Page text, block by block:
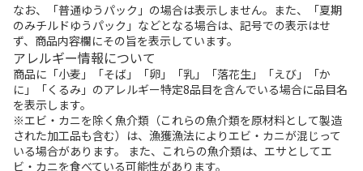
なお、「普通ゆうパック」の場合は表示しません。また、「夏期
のみチルドゆうパック」などとなる場合は、記号での表示はせ
ず、商品内容欄にその旨を表示しています。
アレルギー情報について
商品に「小麦」「そば」「卵」「乳」「落花生」「えび」「か
に」「くるみ」のアレルギー特定8品目を含んでいる場合に品目名
を表示します。
※エビ・カニを除く魚介類（これらの魚介類を原材料として製造
された加工品も含む）は、漁獲漁法によりエビ・カニが混じって
いる場合があります。 また、これらの魚介類は、エサとしてエ
ビ・カニを食べている可能性があります。